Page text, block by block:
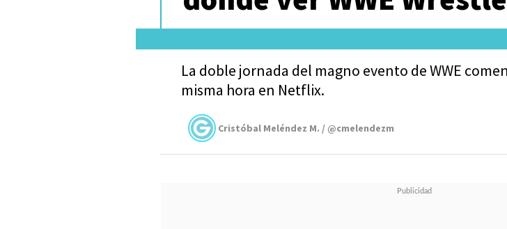
La doble jornada del magno evento de WWE
misma hora en Netflix.
Cristóbal Meléndez M. / @cmelendezm